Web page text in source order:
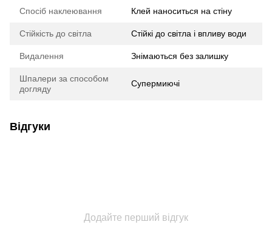
Спосіб наклеювання Клей наноситься на стіну
Стійкість до світла Стійкі до світла і впливу води
Видалення Знімаються без залишку
Шпалери за способом
догляду
Супермиючі
Відгуки
Додайте перший відгук